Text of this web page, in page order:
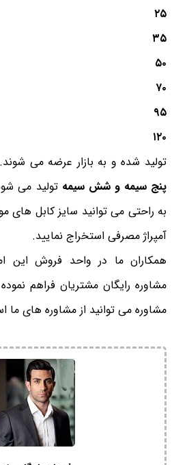
۲۵
۳۵
۵۰
۷۰
۹۵
۱۲۰
تولید شده و به بازار عرضه می
پنج سیمه و شش سیمه تولید می
به راحتی می توانید سایز کابل های
آمپراژ مصرفی استخراج نمایید.
همکاران ما در واحد فروش این
مشاوره رایگان مشتریان فراهم
مشاوره می توانید از مشاوره های ما